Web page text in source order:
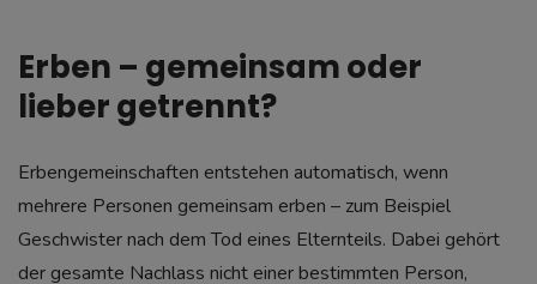
Erben – gemeinsam oder
lieber getrennt?
Erbengemeinschaften entstehen automatisch, wenn
mehrere Personen gemeinsam erben – zum Beispiel
Geschwister nach dem Tod eines Elternteils. Dabei gehört
der gesamte Nachlass nicht einer bestimmten Person,